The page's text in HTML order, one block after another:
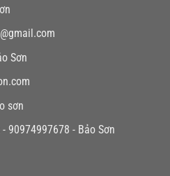
Sơn
sơn
90974997678 - Bảo Sơn